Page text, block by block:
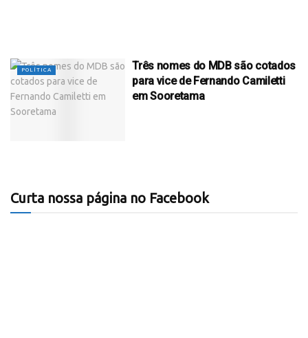
POLÍTICA
Três nomes do MDB são cotados
para vice de Fernando Camiletti
em Sooretama
Curta nossa página no Facebook